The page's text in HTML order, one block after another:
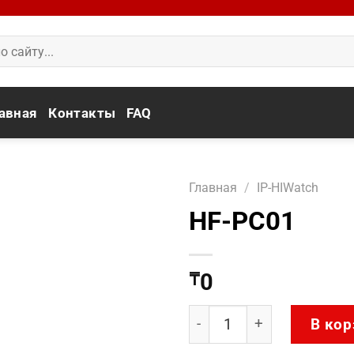
Контакты FAQ
Главная / IP-HIWatch
HF-PC01
₸0
Количество товара HF-
В